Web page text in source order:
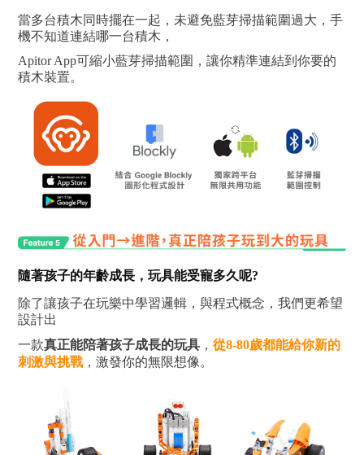
當多台積木同時擺在一起，未避免藍芽掃描範圍過大，手
機不知道連結哪一台積木，
Apitor App可縮小藍芽掃描範圍，讓你精準連結到你要的
積木裝置。
隨著孩子的年齡成長，玩具能受寵多久呢?
除了讓孩子在玩樂中學習邏輯，與程式概念，我們更希望
設計出
一款真正能陪著孩子成長的玩具 ， 從8-80歲都能給你新的
刺激與挑戰，激發你的無限想像。